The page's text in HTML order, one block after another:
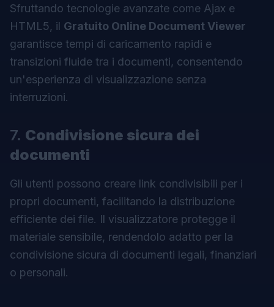
Sfruttando tecnologie avanzate come Ajax e
HTML5, il Gratuito Online Document Viewer
garantisce tempi di caricamento rapidi e
transizioni fluide tra i documenti, consentendo
un'esperienza di visualizzazione senza
interruzioni.
7. Condivisione sicura dei
documenti
Gli utenti possono creare link condivisibili per i
propri documenti, facilitando la distribuzione
efficiente dei file. Il visualizzatore protegge il
materiale sensibile, rendendolo adatto per la
condivisione sicura di documenti legali, finanziari
o personali.